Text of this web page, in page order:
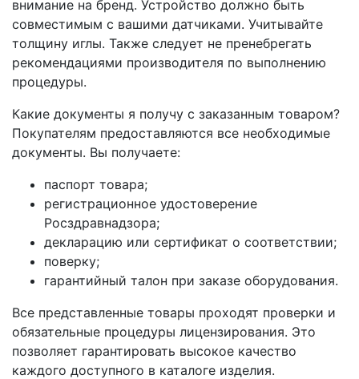
внимание на бренд. Устройство должно быть
совместимым с вашими датчиками. Учитывайте
толщину иглы. Также следует не пренебрегать
рекомендациями производителя по выполнению
процедуры.
Какие документы я получу с заказанным товаром?
Покупателям предоставляются все необходимые
документы. Вы получаете:
паспорт товара;
регистрационное удостоверение
Росздравнадзора;
декларацию или сертификат о соответствии;
поверку;
гарантийный талон при заказе оборудования.
Все представленные товары проходят проверки и
обязательные процедуры лицензирования. Это
позволяет гарантировать высокое качество
каждого доступного в каталоге изделия.